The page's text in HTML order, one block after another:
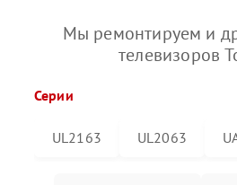
Мы ремонтируем и
телевизоров
Серии
UL2163 UL2063